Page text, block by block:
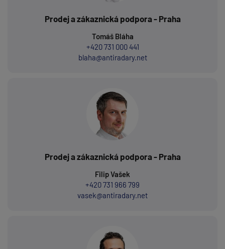
Prodej a zákaznická podpora - Praha
Tomáš Bláha
+420 731 000 441
blaha@antiradary.net
Prodej a zákaznická podpora - Praha
Filip Vašek
+420 731 966 799
vasek@antiradary.net